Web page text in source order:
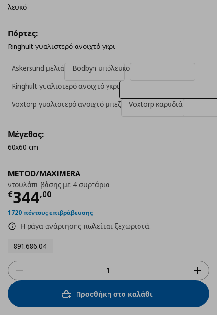
METOD/MAXIMERA
ντουλάπι βάσης με 4 συρτάρια
€344,00
Τρέχουσα τιμή
1720 πόντους επιβράβευσης
Η ράγα ανάρτησης πωλείται ξεχωριστά.
891.686.04
λευκό
Πόρτες:
Ringhult γυαλιστερό ανοιχτό γκρι
Askersund μελιά
Bodbyn υπόλευκο
Ringhult γυαλιστερό ανοιχτό γκρι
Voxtorp γυαλιστερό ανοιχτό μπεζ
Voxtorp καρυδιά
Μέγεθος:
60x60 cm
Προσθήκη στο καλάθι